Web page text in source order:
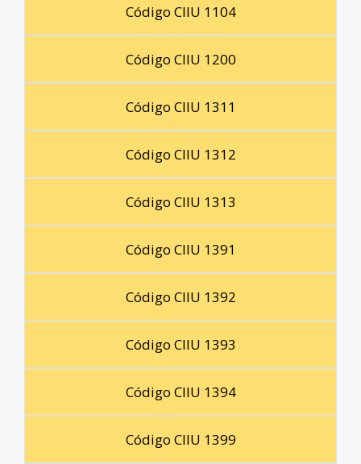
Código CIIU 1104
Código CIIU 1200
Código CIIU 1311
Código CIIU 1312
Código CIIU 1313
Código CIIU 1391
Código CIIU 1392
Código CIIU 1393
Código CIIU 1394
Código CIIU 1399